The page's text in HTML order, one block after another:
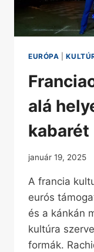
EURÓPA |
alá
kabarét
január 19, 2025
A francia
eurós
és a kánkán
kultúra
formák.